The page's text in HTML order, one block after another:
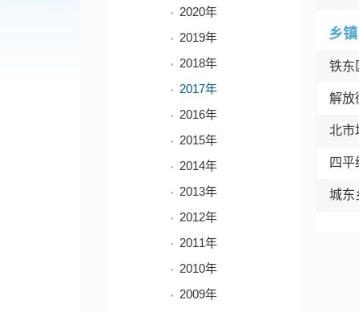
2020年
2019年
2018年
2017年
2016年
2015年
2014年
2013年
2012年
2011年
2010年
2009年
乡
铁东
解放
北市
四平
城东